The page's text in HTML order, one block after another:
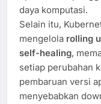
daya komputasi.
Selain itu,
mengelola rolling
self-healing,
setiap perubahan
pembaruan versi
menyebabkan